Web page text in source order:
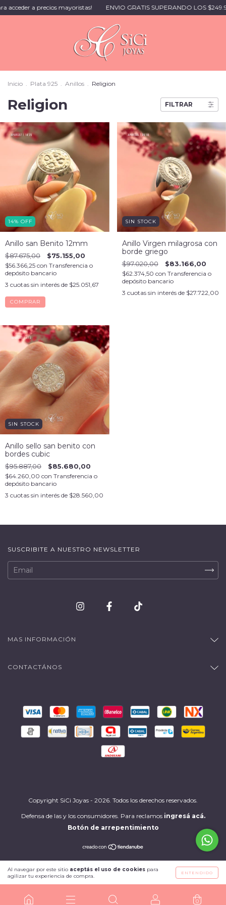
a precios mayoristas! ENVIO GRATIS SUPERANDO LOS
Al navegar por este sitio aceptás el uso de cookies para
agilizar tu experiencia de compra.
ENTENDIDO
0
Inicio . Plata 925 . Anillos . Religion
Religion FILTRAR
14% OFF
Anillo san Benito 12mm
$87.675,00 $75.155,00
$56.366,25 con Transferencia o
depósito bancario
3 cuotas sin interés de $25.051,67
COMPRAR
SIN STOCK
Anillo Virgen milagrosa con
borde griego
$97.020,00 $83.166,00
$62.374,50 con Transferencia o
depósito bancario
3 cuotas sin interés de $27.722,00
SIN STOCK
Anillo sello san benito con
bordes cubic
$95.887,00 $85.680,00
$64.260,00 con Transferencia o
depósito bancario
3 cuotas sin interés de $28.560,00
SUSCRIBITE A NUESTRO NEWSLETTER
MAS INFORMACIÓN
CONTACTÁNOS
Copyright SiCi Joyas - 2026. Todos los derechos reservados.
Defensa de las y los consumidores. Para reclamos ingresá acá.
Botón de arrepentimiento